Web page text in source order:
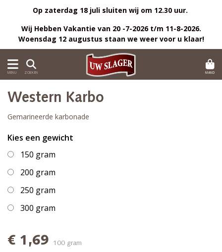
Op zaterdag 18 juli sluiten wij om 12.30 uur.
Wij Hebben Vakantie van 20 -7-2026 t/m 11-8-2026.
Woensdag 12 augustus staan we weer voor u klaar!
MENU ZOEKEN MAND
Western Karbo
Gemarineerde karbonade
Kies een gewicht
150 gram
200 gram
250 gram
300 gram
€ 1,69 100 gram